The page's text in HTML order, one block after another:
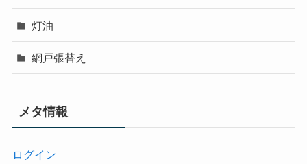
灯油
網戸張替え
メタ情報
ログイン